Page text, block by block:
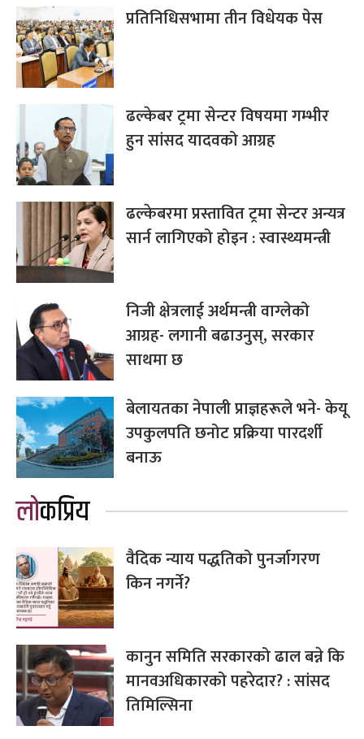
प्रतिनिधिसभामा तीन विधेयक पेस
ढल्केबर ट्रमा सेन्टर विषयमा गम्भीर
हुन सांसद यादवको आग्रह
ढल्केबरमा प्रस्तावित ट्रमा सेन्टर अन्यत्र
सार्न लागिएको होइन : स्वास्थ्यमन्त्री
निजी क्षेत्रलाई अर्थमन्त्री वाग्लेको
आग्रह- लगानी बढाउनुस्, सरकार
साथमा छ
बेलायतका नेपाली प्राज्ञहरूले भने- केयू
उपकुलपति छनोट प्रक्रिया पारदर्शी
बनाऊ
लोकप्रिय
वैदिक न्याय पद्धतिको पुनर्जागरण
किन नगर्ने?
कानुन समिति सरकारको ढाल बन्ने कि
मानवअधिकारको पहरेदार? : सांसद
तिमिल्सिना